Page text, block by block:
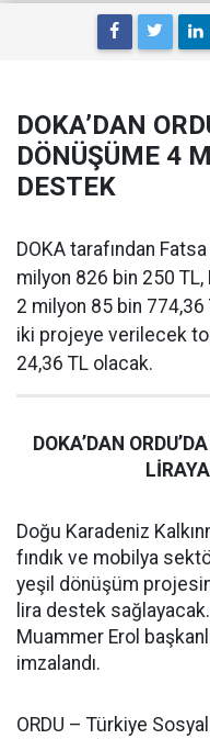
DOKA’DAN
DÖNÜŞÜME 4
DESTEK
DOKA tarafından Fatsa
milyon 826 bin 250 TL,
2 milyon 85 bin
iki projeye verilecek
24,36 TL olacak.
DOKA’DAN
Doğu Karadeniz
fındık ve mobilya
yeşil dönüşüm
lira destek
Muammer Erol
imzalandı.
ORDU – Türkiye